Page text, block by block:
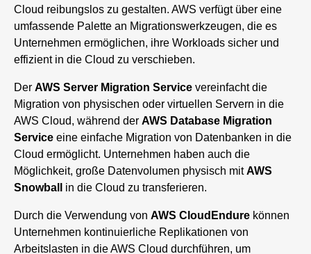
Cloud reibungslos zu gestalten. AWS verfügt über eine
umfassende Palette an Migrationswerkzeugen, die es
Unternehmen ermöglichen, ihre Workloads sicher und
effizient in die Cloud zu verschieben.
Der AWS Server Migration Service vereinfacht die
Migration von physischen oder virtuellen Servern in die
AWS Cloud, während der AWS Database Migration
Service eine einfache Migration von Datenbanken in die
Cloud ermöglicht. Unternehmen haben auch die
Möglichkeit, große Datenvolumen physisch mitAWS
Snowball
in die Cloud zu transferieren.
Durch die Verwendung von AWS CloudEndure können
Unternehmen kontinuierliche Replikationen von
Arbeitslasten in die AWS Cloud durchführen, um